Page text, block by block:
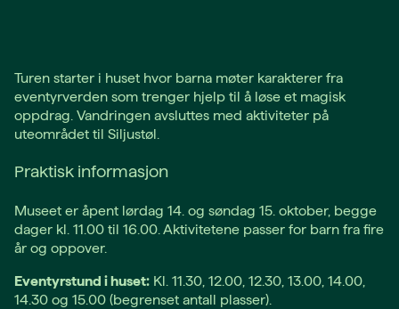
Turen starter i huset hvor barna møter karakterer fra
eventyrverden som trenger hjelp til å løse et magisk
oppdrag. Vandringen avsluttes med aktiviteter på
uteområdet til Siljustøl.
Praktisk informasjon
Museet er åpent lørdag 14. og søndag 15. oktober, begge
dager kl. 11.00 til 16.00. Aktivitetene passer for barn fra fire
år og oppover.
Eventyrstund i huset: Kl. 11.30, 12.00, 12.30, 13.00, 14.00,
14.30 og 15.00 (begrenset antall plasser).